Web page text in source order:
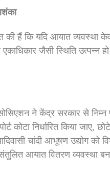
हैं कि यदि आयात व्यवस्था
जैसी स्थिति उत्पन्न
ने केंद्र सरकार से निम्न
कोटा निर्धारित किया
चांदी आभूषण उद्योग को
संतुलित आयात वितरण व्यवस्था